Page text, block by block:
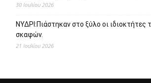
30 Ιουλίου 2026
ΝΥΔΡΙ:Πιάστηκαν στο ξύλο οι ιδιοκτήτες
σκαφών.
21 Ιουλίου 2026